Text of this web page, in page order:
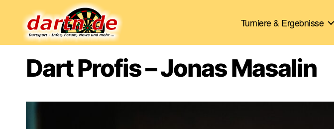
Turniere & Ergebnisse
Dart Profis – Jonas Masalin